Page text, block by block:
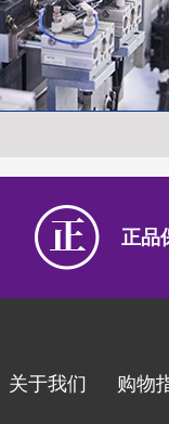
正品
关于我们 购物